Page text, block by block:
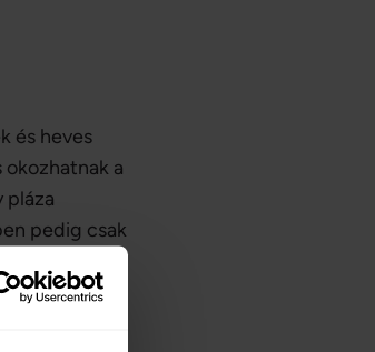
és heves
a
pláza
pedig csak
az adott